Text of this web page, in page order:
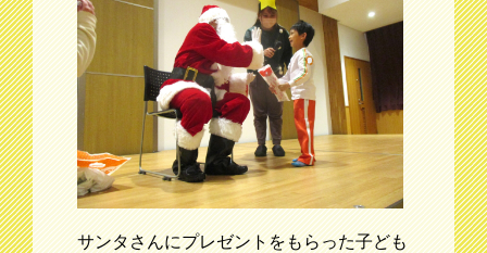
サンタさんにプレゼントをもらった子ども